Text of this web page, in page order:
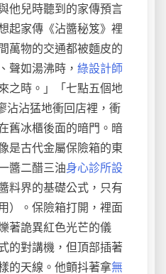
他兒時聽到的家傳預言
起家傳《沾醬秘笈》裡
萬物的交通都被麵皮的
聲如湯沸時， 綠設計師
之時。」「七點五個地
沾沾猛地衝回店裡，衝
舊冰櫃後面的暗門。暗
是古代金屬保險箱的東
醬二醋三油身心診所設
料界的基礎公式，只有
）。保險箱打開，裡面
著詭異紅色光芒的儀
的對講機，但頂部插著
的天線。他顫抖著拿無